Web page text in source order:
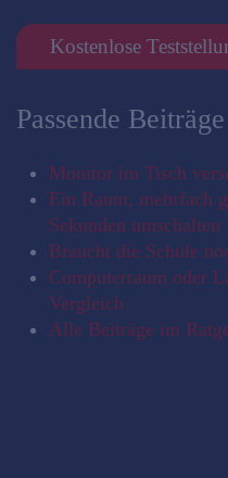
Kostenlose
Passende Beiträge
Monitor im Tisch
Ein Raum, mehrfach
Sekunden umschalten
Braucht die Schule
Computerraum oder
Vergleich
Alle Beiträge im